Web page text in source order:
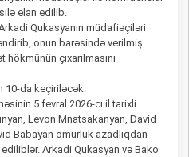
elan edilib.
Qukasyanın müdafiəçiləri
onun barəsində verilmiş
çıxarılmasını
10-da keçiriləcək.
5 fevral 2026-cı il tarixli
Levon Mnatsakanyan, David
Babayan ömürlük azadlıqdan
Arkadi Qukasyan və Bako